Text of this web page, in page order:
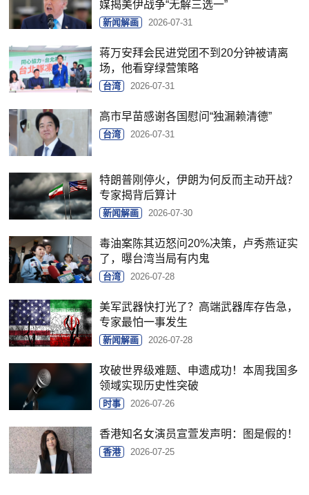
媒揭美伊战争“无解三选一”
新闻解画 2026-07-31
蒋万安拜会民进党团不到20分钟被请离
场，他看穿绿营策略
台湾 2026-07-31
高市早苗感谢各国慰问“独漏赖清德”
台湾 2026-07-31
特朗普刚停火，伊朗为何反而主动开战？
专家揭背后算计
新闻解画 2026-07-30
毒油案陈其迈怒问20%决策，卢秀燕证实
了，曝台湾当局有内鬼
台湾 2026-07-28
美军武器快打光了？高端武器库存告急，
专家最怕一事发生
新闻解画 2026-07-28
攻破世界级难题、申遗成功！本周我国多
领域实现历史性突破
时事 2026-07-26
香港知名女演员宣萱发声明：图是假的！
香港 2026-07-25